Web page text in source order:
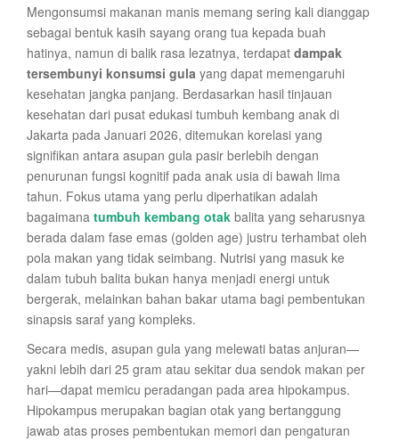
n
Mengonsumsi makanan manis memang sering kali dianggap
sebagai bentuk kasih sayang orang tua kepada buah
hatinya, namun di balik rasa lezatnya, terdapat dampak
tersembunyi konsumsi gula yang dapat memengaruhi
kesehatan jangka panjang. Berdasarkan hasil tinjauan
kesehatan dari pusat edukasi tumbuh kembang anak di
Jakarta pada Januari 2026, ditemukan korelasi yang
signifikan antara asupan gula pasir berlebih dengan
penurunan fungsi kognitif pada anak usia di bawah lima
tahun. Fokus utama yang perlu diperhatikan adalah
bagaimana tumbuh kembang otak balita yang seharusnya
berada dalam fase emas (golden age) justru terhambat oleh
pola makan yang tidak seimbang. Nutrisi yang masuk ke
dalam tubuh balita bukan hanya menjadi energi untuk
bergerak, melainkan bahan bakar utama bagi pembentukan
sinapsis saraf yang kompleks.
Secara medis, asupan gula yang melewati batas anjuran—
yakni lebih dari 25 gram atau sekitar dua sendok makan per
hari—dapat memicu peradangan pada area hipokampus.
Hipokampus merupakan bagian otak yang bertanggung
jawab atas proses pembentukan memori dan pengaturan